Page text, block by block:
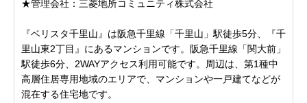
★管理会社：三菱地所コミュニティ株式会社
『ベリスタ千里山』は阪急千里線「千里山」駅徒歩5分、『千
里山東2丁目』にあるマンションです。阪急千里線「関大前」
駅徒歩6分、2WAYアクセス利用可能です。周辺は、第1種中
高層住居専用地域のエリアで、マンションや一戸建てなどが
混在する住宅地です。